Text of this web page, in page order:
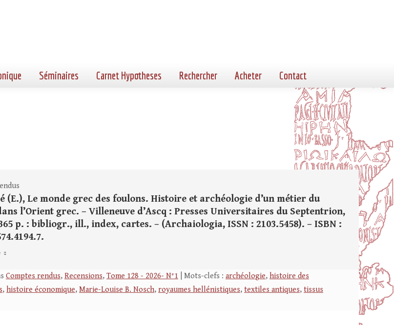
Séminaires Carnet Hypotheses Rechercher Acheter Contact
(E.), Le monde grec des foulons. Histoire et archéologie d’un métier du
l’Orient grec. – Villeneuve d’Ascq : Presses Universitaires du Septentrion,
p. : bibliogr., ill., index, cartes. – (Archaiologia, ISSN : 2103.5458). – ISBN :
Comptes rendus, Recensions, Tome 128 - 2026- N°1 | Mots-clefs : archéologie, histoire des
, histoire économique, Marie-Louise B. Nosch, royaumes hellénistiques, textiles antiques, tissus